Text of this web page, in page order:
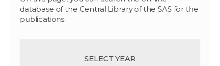
database of the Central Library of the SAS for the
publications.
SELECT YEAR